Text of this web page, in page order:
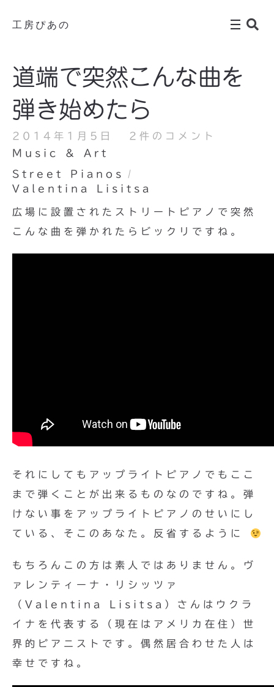
工房ぴあの
道端で突然こんな曲を
弾き始めたら
2014年1月5日
2件のコメント
Music & Art
Street Pianos
Valentina Lisitsa
広場に設置されたストリートピアノで突然
こんな曲を弾かれたらビックリですね。
それにしてもアップライトピアノでもここ
まで弾くことが出来るものなのですね。弾
けない事をアップライトピアノのせいにし
ている、そこのあなた。反省するように
もちろんこの方は素人ではありません。ヴ
ァレンティーナ・リシッツァ
（Valentina Lisitsa）さんはウクラ
イナを代表する（現在はアメリカ在住）世
界的ピアニストです。偶然居合わせた人は
幸せですね。